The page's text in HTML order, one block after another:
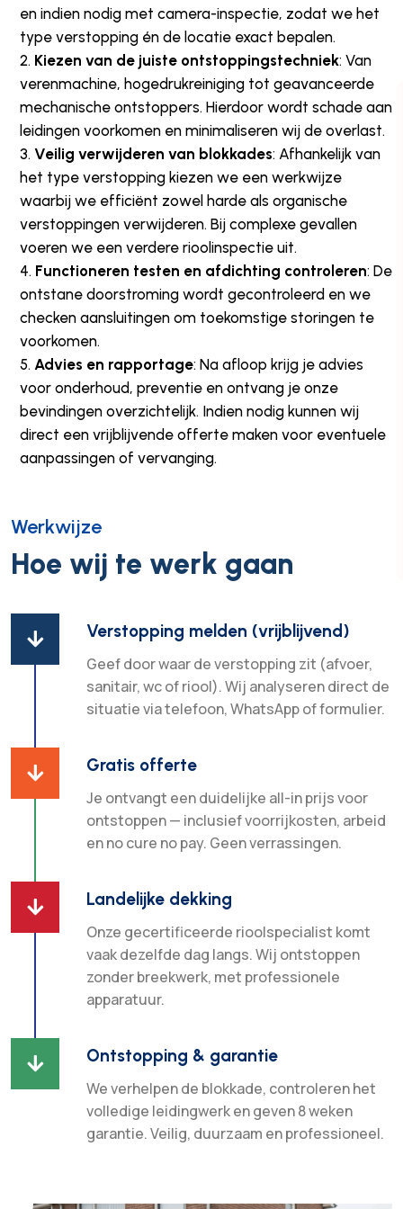
en indien nodig met camera-inspectie, zodat we het
type verstopping én de locatie exact bepalen.
Kiezen van de juiste ontstoppingstechniek: Van
verenmachine, hogedrukreiniging tot geavanceerde
mechanische ontstoppers. Hierdoor wordt schade aan
leidingen voorkomen en minimaliseren wij de overlast.
Veilig verwijderen van blokkades: Afhankelijk van
het type verstopping kiezen we een werkwijze
waarbij we efficiënt zowel harde als organische
verstoppingen verwijderen. Bij complexe gevallen
voeren we een verdere rioolinspectie uit.
Functioneren testen en afdichting controleren: De
ontstane doorstroming wordt gecontroleerd en we
checken aansluitingen om toekomstige storingen te
voorkomen.
Advies en rapportage: Na afloop krijg je advies
voor onderhoud, preventie en ontvang je onze
bevindingen overzichtelijk. Indien nodig kunnen wij
direct een vrijblijvende offerte maken voor eventuele
aanpassingen of vervanging.
Werkwijze
Hoe wij te werk gaan
 Verstopping melden (vrijblijvend)
Geef door waar de verstopping zit (afvoer,
sanitair, wc of riool). Wij analyseren direct de
situatie via telefoon, WhatsApp of formulier.
 Gratis offerte
Je ontvangt een duidelijke all-in prijs voor
ontstoppen — inclusief voorrijkosten, arbeid
en no cure no pay. Geen verrassingen.
 Landelijke dekking
Onze gecertificeerde rioolspecialist komt
vaak dezelfde dag langs. Wij ontstoppen
zonder breekwerk, met professionele
apparatuur.
 Ontstopping & garantie
We verhelpen de blokkade, controleren het
volledige leidingwerk en geven 8 weken
garantie. Veilig, duurzaam en professioneel.